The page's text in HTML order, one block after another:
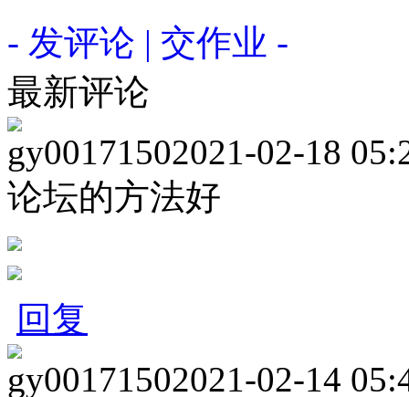
- 发评论 | 交作业 -
最新评论
gy00171502021-02-18
论坛的方法好
回复
gy00171502021-02-14